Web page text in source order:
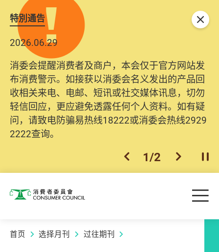
特別通告
2026.06.29
消委会提醒消费者及商户，本会仅于官方网站发
布消费警示。如接获以消委会名义发出的产品回
收相关来电、电邮、短讯或社交媒体讯息，切勿
轻信回应，更应避免透露任何个人资料。如有疑
问，请致电防骗易热线18222或消委会热线2929
2222查询。
上一个
1/2 下一个开
关闭
消费者委员会 目
首页 选择月刊 过往期刊